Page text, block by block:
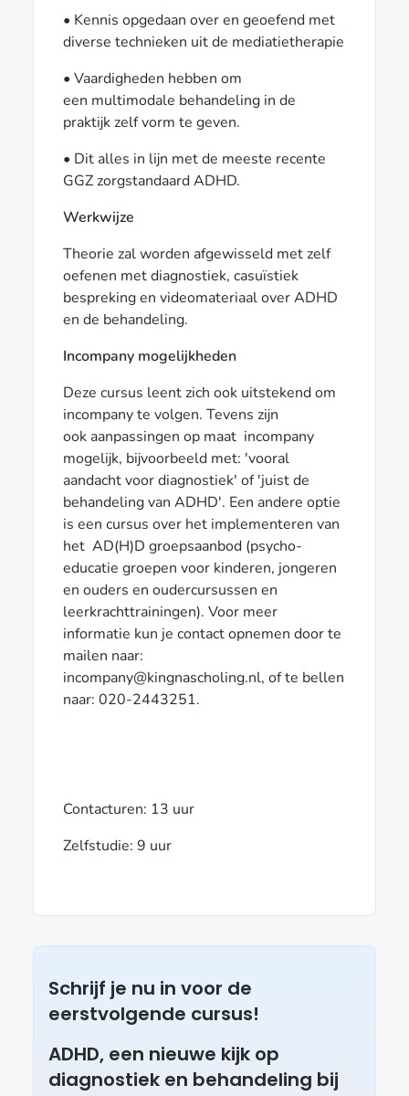
• Kennis opgedaan over en geoefend met
diverse technieken uit de mediatietherapie
• Vaardigheden hebben om
een multimodale behandeling in de
praktijk zelf vorm te geven.
• Dit alles in lijn met de meeste recente
GGZ zorgstandaard ADHD.
Werkwijze
Theorie zal worden afgewisseld met zelf
oefenen met diagnostiek, casuïstiek
bespreking en videomateriaal over ADHD
en de behandeling.
Incompany mogelijkheden
Deze cursus leent zich ook uitstekend om
incompany te volgen. Tevens zijn
ook aanpassingen op maat incompany
mogelijk, bijvoorbeeld met: 'vooral
aandacht voor diagnostiek' of 'juist de
behandeling van ADHD'. Een andere optie
is een cursus over het implementeren van
het AD(H)D groepsaanbod (psycho-
educatie groepen voor kinderen, jongeren
en ouders en oudercursussen en
leerkrachttrainingen). Voor meer
informatie kun je contact opnemen door te
mailen naar:
incompany@kingnascholing.nl, of te bellen
naar: 020-2443251.
Contacturen: 13 uur
Zelfstudie: 9 uur
Schrijf je nu in voor de
eerstvolgende cursus!
ADHD, een nieuwe kijk op
diagnostiek en behandeling bij